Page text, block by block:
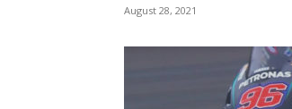
August 28, 2021